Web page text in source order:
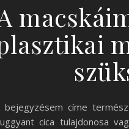
bejegyzésem címe
cica tulajdonosa